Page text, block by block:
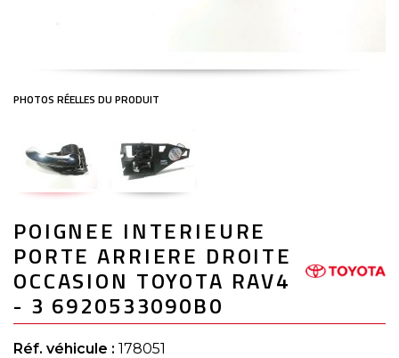
to
the
beginning
of
the
images
gallery
POIGNEE INTERIEURE
PORTE ARRIERE DROITE
OCCASION TOYOTA RAV4
- 3 6920533090B0
Réf. véhicule : 178051